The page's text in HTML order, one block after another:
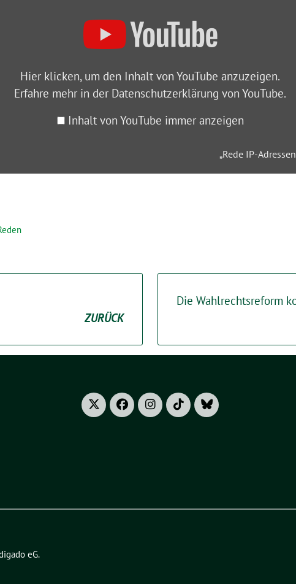
Hier klicken, um den Inhalt von YouTube anzuzeigen.
Erfahre mehr in der Datenschutzerklärung von YouTube.
Inhalt von YouTube immer anzeigen
„Rede IP-
ZURÜCK
Die Wahlrechtsreform
eG.